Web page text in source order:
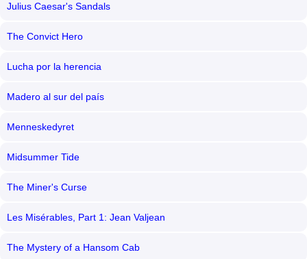
Julius Caesar's Sandals
The Convict Hero
Lucha por la herencia
Madero al sur del país
Menneskedyret
Midsummer Tide
The Miner's Curse
Les Misérables, Part 1: Jean Valjean
The Mystery of a Hansom Cab